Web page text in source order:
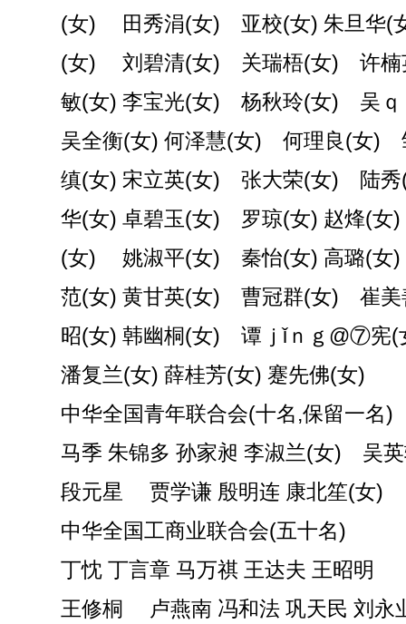
(女) 田秀涓(女) 亚校(女) 朱旦华(
(女) 刘碧清(女) 关瑞梧(女) 许楠
敏(女) 李宝光(女) 杨秋玲(女) 吴
吴全衡(女) 何泽慧(女) 何理良(女)
缜(女) 宋立英(女) 张大荣(女) 陆
华(女) 卓碧玉(女) 罗琼(女) 赵烽(
(女) 姚淑平(女) 秦怡(女) 高璐(
范(女) 黄甘英(女) 曹冠群(女) 崔美
昭(女) 韩幽桐(女) 谭ｊǐｎｇ@⑦宪(
潘复兰(女) 薛桂芳(女) 蹇先佛(女)
中华全国青年联合会(十名,保留一名)
马季 朱锦多 孙家昶 李淑兰(女) 吴
段元星 贾学谦 殷明连 康北笙(女)
中华全国工商业联合会(五十名)
丁忱 丁言章 马万祺 王达夫 王昭明
王修桐 卢燕南 冯和法 巩天民 刘永